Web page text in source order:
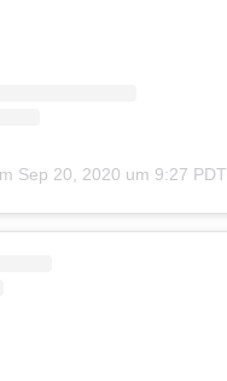
Sep 20, 2020 um 9:27 PDT